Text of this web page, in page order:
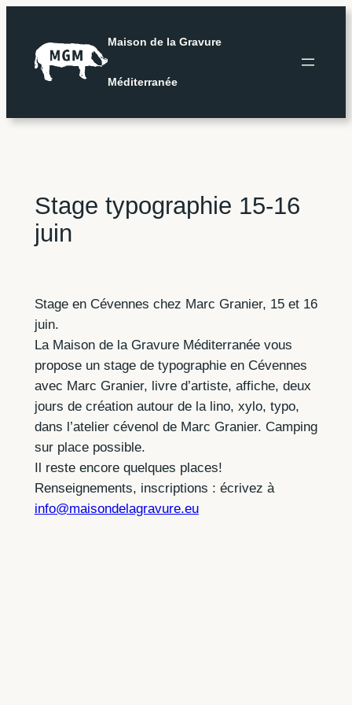
contenu
Maison de la Gravure
Méditerranée
Stage typographie 15-16
juin
Stage en Cévennes chez Marc Granier, 15 et 16
juin.
La Maison de la Gravure Méditerranée vous
propose un stage de typographie en Cévennes
avec Marc Granier, livre d’artiste, affiche, deux
jours de création autour de la lino, xylo, typo,
dans l’atelier cévenol de Marc Granier. Camping
sur place possible.
Il reste encore quelques places!
Renseignements, inscriptions : écrivez à
info@maisondelagravure.eu